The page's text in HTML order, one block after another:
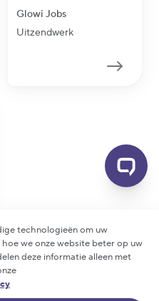
Glowi Jobs
Uitzendwerk
voorbehouden
technologieën om uw
we onze website beter op uw
deze informatie alleen met